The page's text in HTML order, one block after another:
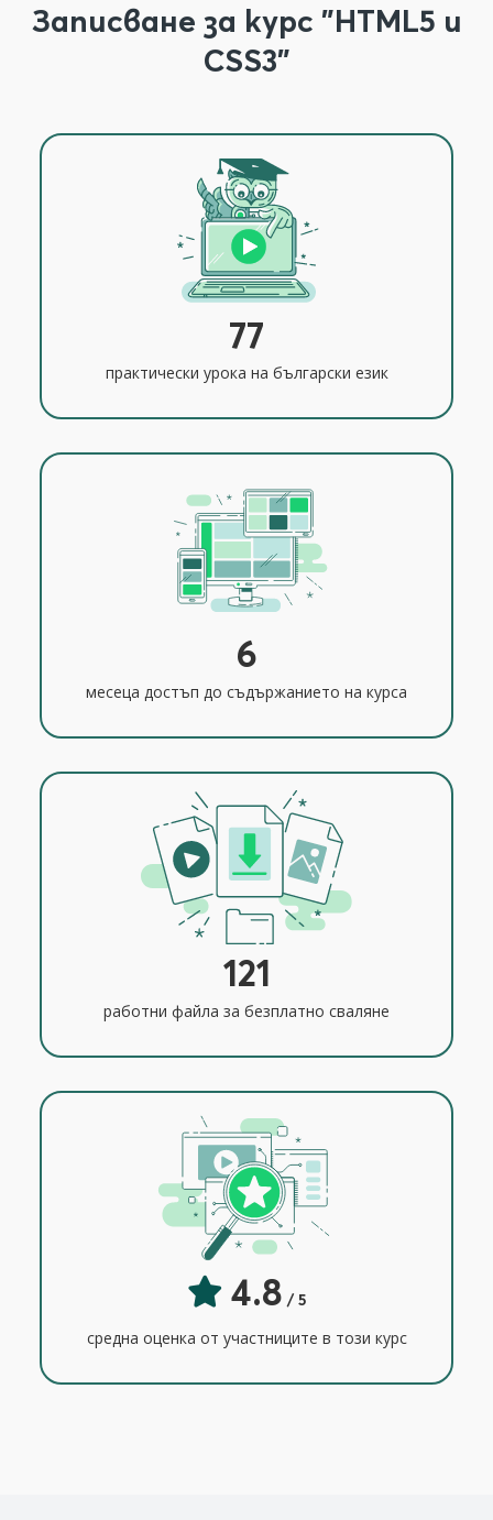
Записване за курс "HTML5 и
CSS3"
77
практически урока на български език
6
месеца достъп до съдържанието на курса
121
работни файла за безплатно сваляне
4.8 / 5
средна оценка от участниците в този курс